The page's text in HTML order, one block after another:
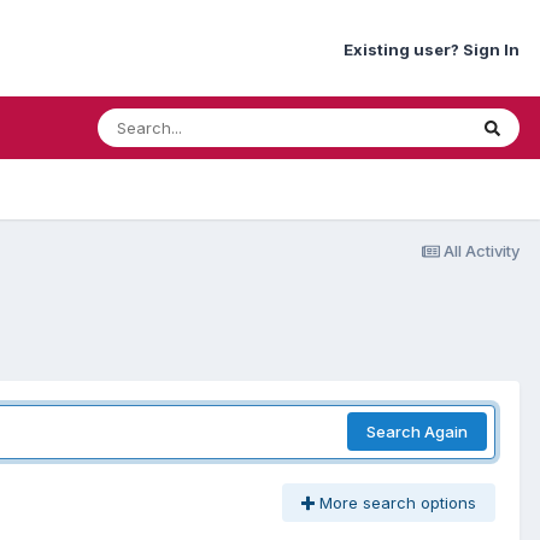
Existing user? Sign In
All Activity
Search Again
More search options